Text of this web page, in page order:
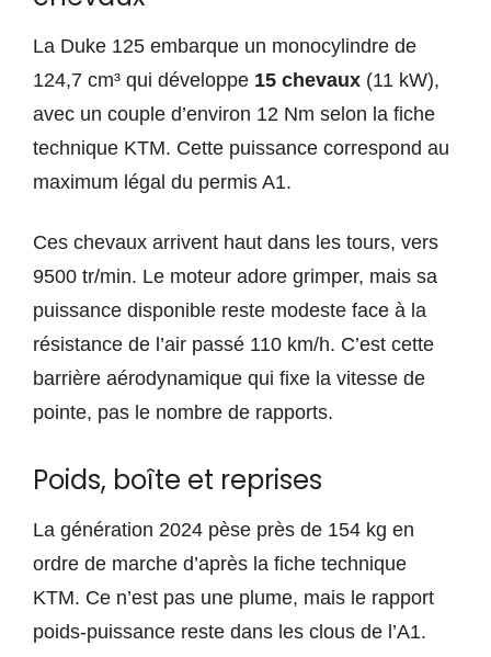
La Duke 125 embarque un monocylindre de
124,7 cm³ qui développe 15 chevaux (11 kW),
avec un couple d’environ 12 Nm selon la fiche
technique KTM. Cette puissance correspond au
maximum légal du permis A1.
Ces chevaux arrivent haut dans les tours, vers
9500 tr/min. Le moteur adore grimper, mais sa
puissance disponible reste modeste face à la
résistance de l’air passé 110 km/h. C’est cette
barrière aérodynamique qui fixe la vitesse de
pointe, pas le nombre de rapports.
Poids, boîte et reprises
La génération 2024 pèse près de 154 kg en
ordre de marche d’après la fiche technique
KTM. Ce n’est pas une plume, mais le rapport
poids-puissance reste dans les clous de l’A1.